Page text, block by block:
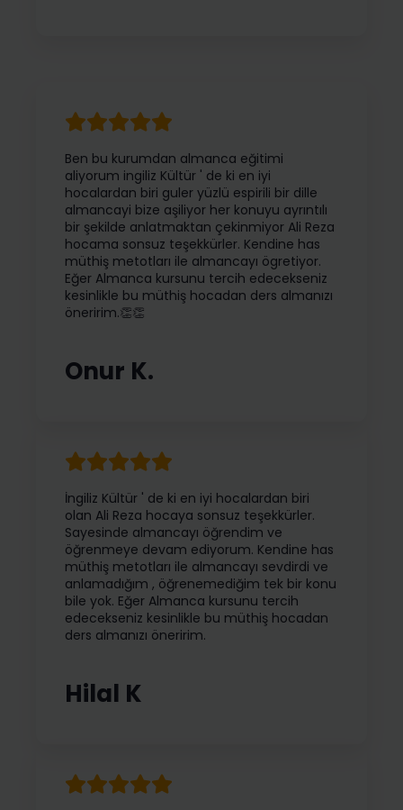
Ben bu kurumdan almanca eğitimi
aliyorum ingiliz Kültür ' de ki en iyi
hocalardan biri guler yüzlü espirili bir dille
almancayi bize aşiliyor her konuyu ayrıntılı
bir şekilde anlatmaktan çekinmiyor Ali Reza
hocama sonsuz teşekkürler. Kendine has
müthiş metotları ile almancayı ögretiyor.
Eğer Almanca kursunu tercih edecekseniz
kesinlikle bu müthiş hocadan ders almanızı
öneririm.👏👏
Onur K.
İngiliz Kültür ' de ki en iyi hocalardan biri
olan Ali Reza hocaya sonsuz teşekkürler.
Sayesinde almancayı öğrendim ve
öğrenmeye devam ediyorum. Kendine has
müthiş metotları ile almancayı sevdirdi ve
anlamadığım , öğrenemediğim tek bir konu
bile yok. Eğer Almanca kursunu tercih
edecekseniz kesinlikle bu müthiş hocadan
ders almanızı öneririm.
Hilal K